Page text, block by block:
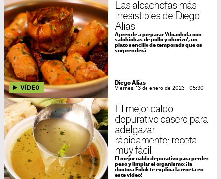
Las alcachofas más
irresistibles de Diego
Alías
Aprende a preparar 'Alcachofa con
salchichas de pollo y chorizo', un
plato sencillo de temporada que os
sorprenderá
Diego Alías
Viernes, 13 de enero de 2023 - 05:30
El mejor caldo
depurativo casero para
adelgazar
rápidamente: receta
muy fácil
El mejor caldo depurativo para perder
peso y limpiar el organismo: ¡la
doctora Folch te explica la receta en
este vídeo!